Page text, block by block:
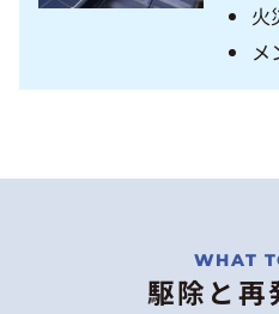
火
メ
駆除と再